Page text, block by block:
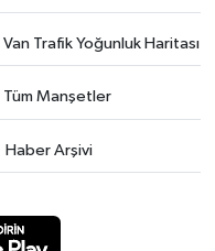
Van Trafik Yoğunluk Haritası
Tüm Manşetler
Haber Arşivi